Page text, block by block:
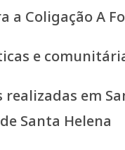
Coligação A
e
em
Santa Helena